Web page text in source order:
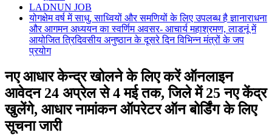
LADNUN JOB
योगक्षेम वर्ष में साधु, साध्वियों और समणियों के लिए उपलब्ध है ज्ञानाराधना
और आगमन अध्ययन का स्वर्णिम अवसर- आचार्य महाश्रमण, लाडनूं में
आयोजित त्रिदिवसीय अनुष्ठान के दूसरे दिन विभिन्न मंत्रों के जप
प्रयोग
नए आधार केन्द्र खोलने के लिए करें ऑनलाइन
आवेदन 24 अप्रेल से 4 मई तक, जिले में 25 नए केंद्र
खुलेंगे, आधार नामांकन ऑपरेटर ऑन बोर्डिंग के लिए
सूचना जारी